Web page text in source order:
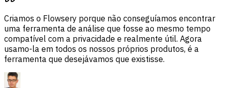
Criamos o Flowsery porque não conseguíamos encontrar
uma ferramenta de análise que fosse ao mesmo tempo
compatível com a privacidade e realmente útil. Agora
usamo-la em todos os nossos próprios produtos, é a
ferramenta que desejávamos que existisse.